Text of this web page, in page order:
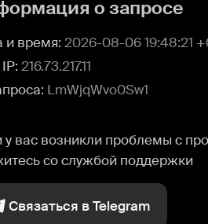
о запросе
и время: 2026-08-06 19:48:21
216.73.217.11
LmWjqWvo0Sw1
у вас возникли проблемы с
со службой поддержки
Связаться в Telegram